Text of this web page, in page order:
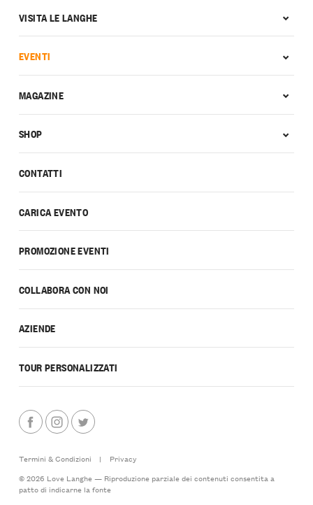
CONTATTI
CARICA EVENTO
PROMOZIONE EVENTI
COLLABORA CON NOI
AZIENDE
TOUR PERSONALIZZATI
VISITA LE LANGHE
EVENTI
MAGAZINE
SHOP
Termini & Condizioni |
Privacy
© 2026 Love Langhe — Riproduzione parziale dei contenuti consentita a
patto di indicarne la fonte